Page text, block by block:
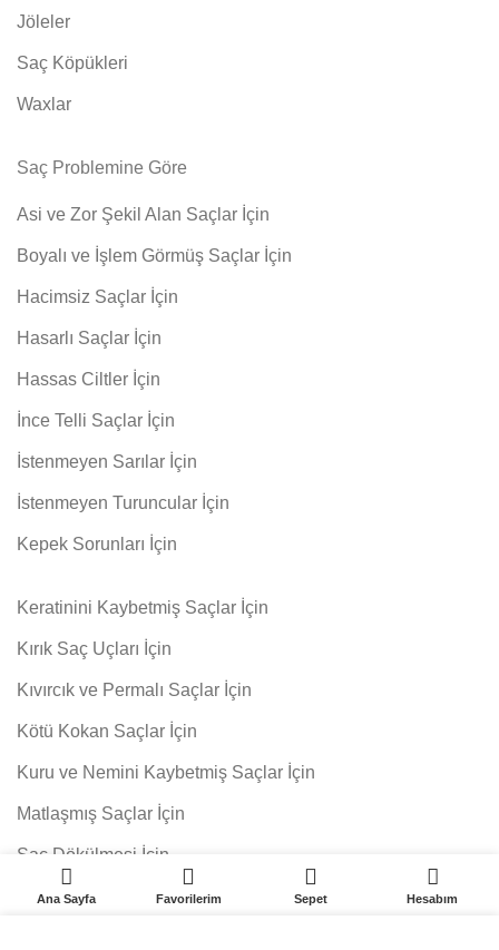
Jöleler
Saç Köpükleri
Waxlar
Saç Problemine Göre
Asi ve Zor Şekil Alan Saçlar İçin
Boyalı ve İşlem Görmüş Saçlar İçin
Hacimsiz Saçlar İçin
Hasarlı Saçlar İçin
Hassas Ciltler İçin
İnce Telli Saçlar İçin
İstenmeyen Sarılar İçin
İstenmeyen Turuncular İçin
Kepek Sorunları İçin
Keratinini Kaybetmiş Saçlar İçin
Kırık Saç Uçları İçin
Kıvırcık ve Permalı Saçlar İçin
Kötü Kokan Saçlar İçin
Kuru ve Nemini Kaybetmiş Saçlar İçin
Matlaşmış Saçlar İçin
Saç Dökülmesi İçin
Sık Yıkanan Saçlar İçin
Ana Sayfa Favorilerim Sepet Hesabım